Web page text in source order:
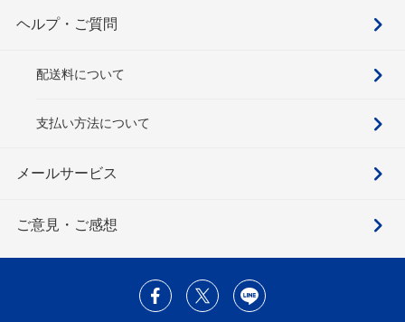
ヘルプ・ご質問
配送料について
支払い方法について
メールサービス
ご意見・ご感想